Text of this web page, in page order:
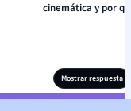
cinemática y por
Mostrar respuesta